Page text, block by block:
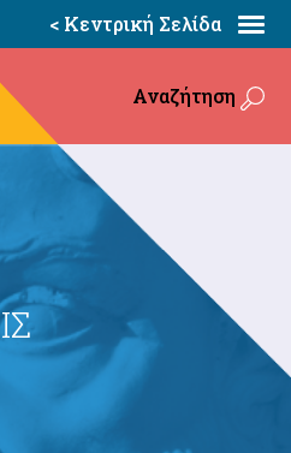
< Κεντρική Σελίδα
Αναζήτηση